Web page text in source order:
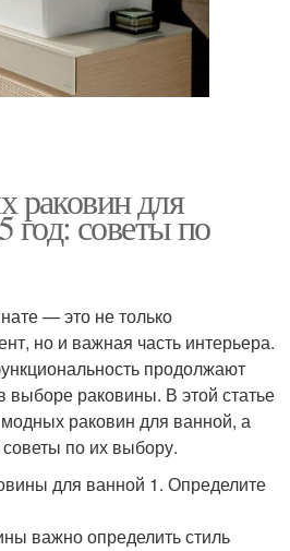
раковин для
год: советы по
— это не только
но и важная часть интерьера.
продолжают
выборе раковины. В этой статье
раковин для ванной, а
по их выбору.
для ванной 1. Определите
важно определить стиль